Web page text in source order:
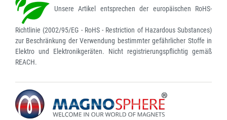
Unsere Artikel entsprechen der europäischen RoHS-
Richtlinie (2002/95/EG - RoHS - Restriction of Hazardous Substances)
zur Beschränkung der Verwendung bestimmter gefährlicher Stoffe in
Elektro und Elektronikgeräten. Nicht registrierungspflichtig gemäß
REACH.